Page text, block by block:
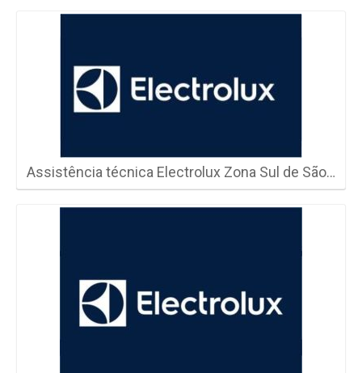
Assistência técnica Electrolux Zona Sul de São…